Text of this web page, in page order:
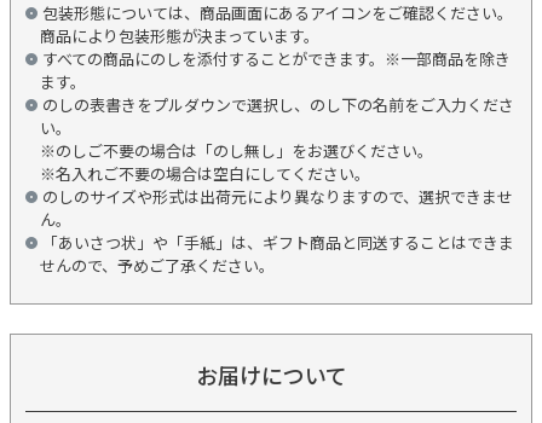
包装形態については、商品画面にあるアイコンをご確認ください。
商品により包装形態が決まっています。
すべての商品にのしを添付することができます。※一部商品を除き
ます。
のしの表書きをプルダウンで選択し、のし下の名前をご入力くださ
い。
※のしご不要の場合は「のし無し」をお選びください。
※名入れご不要の場合は空白にしてください。
のしのサイズや形式は出荷元により異なりますので、選択できませ
ん。
「あいさつ状」や「手紙」は、ギフト商品と同送することはできま
せんので、予めご了承ください。
お届けについて